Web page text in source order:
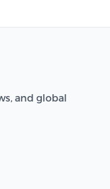
and global